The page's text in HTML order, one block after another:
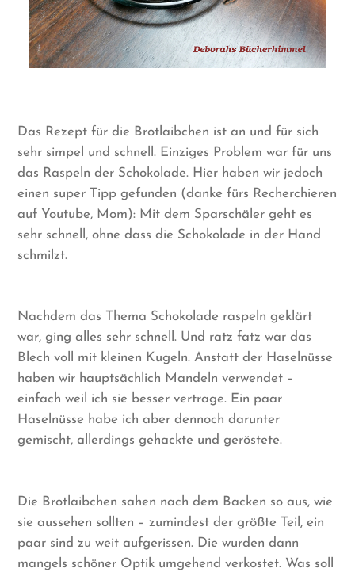
Das Rezept für die Brotlaibchen ist an und für sich
sehr simpel und schnell. Einziges Problem war für uns
das Raspeln der Schokolade. Hier haben wir jedoch
einen super Tipp gefunden (danke fürs Recherchieren
auf Youtube, Mom): Mit dem Sparschäler geht es
sehr schnell, ohne dass die Schokolade in der Hand
schmilzt.
Nachdem das Thema Schokolade raspeln geklärt
war, ging alles sehr schnell. Und ratz fatz war das
Blech voll mit kleinen Kugeln. Anstatt der Haselnüsse
haben wir hauptsächlich Mandeln verwendet –
einfach weil ich sie besser vertrage. Ein paar
Haselnüsse habe ich aber dennoch darunter
gemischt, allerdings gehackte und geröstete.
Die Brotlaibchen sahen nach dem Backen so aus, wie
sie aussehen sollten – zumindest der größte Teil, ein
paar sind zu weit aufgerissen. Die wurden dann
mangels schöner Optik umgehend verkostet. Was soll